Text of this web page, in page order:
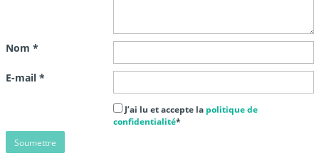
J’ai lu et accepte la politique de
confidentialité*
Nom *
E-mail *